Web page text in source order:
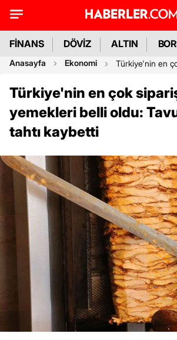
FİNANS DÖVİZ ALTIN
Anasayfa Ekonomi Türkiye'nin en
Türkiye'nin en çok
yemekleri belli oldu:
tahtı kaybetti